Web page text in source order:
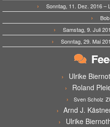
Sonntag, 11. Dez. 2016 –
Samstag, 9. Juli
Sonntag, 29. Mai
Ulrike
Roland
Sven Scholz
Arnd J.
Ulrike